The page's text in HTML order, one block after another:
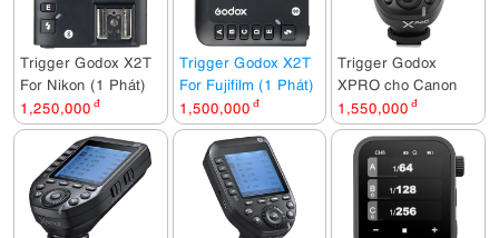
Trigger Godox X2T
For Nikon (1 Phát)
1,250,000 đ
Trigger Godox X2T
For Fujifilm (1 Phát)
1,500,000 đ
Trigger Godox
XPRO cho Canon
1,550,000 đ